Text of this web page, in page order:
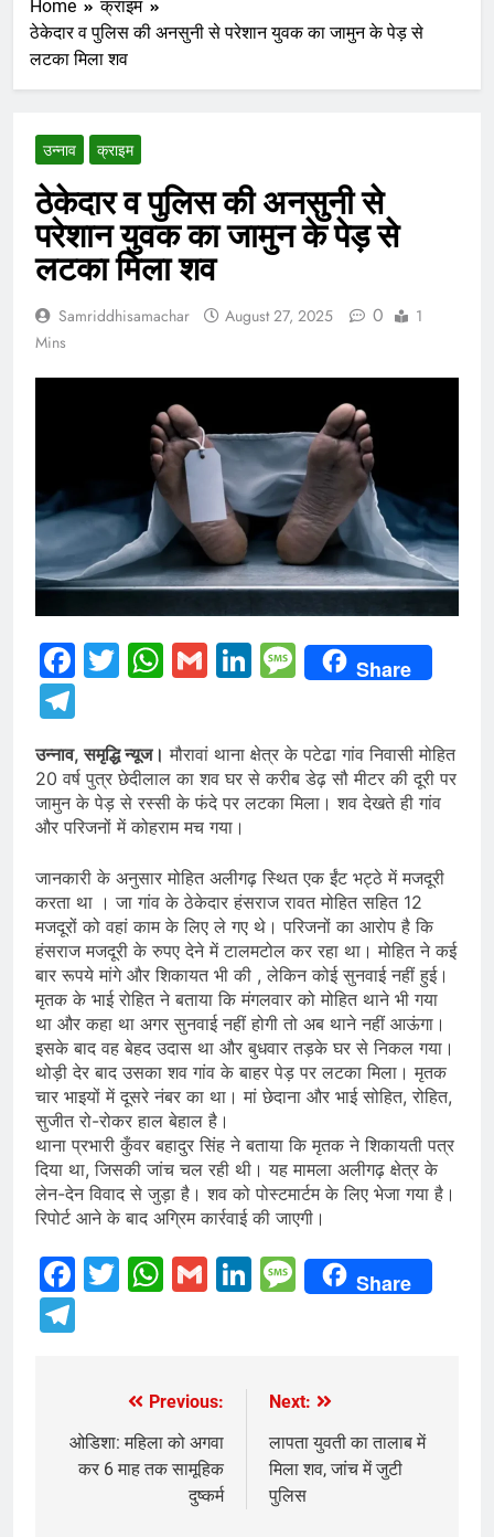
Home
क्राइम
ठेकेदार व पुलिस की अनसुनी से परेशान युवक का जामुन के पेड़ से
लटका मिला शव
उन्नाव क्राइम
ठेकेदार व पुलिस की अनसुनी से
परेशान युवक का जामुन के पेड़ से
लटका मिला शव
Samriddhisamachar August 27, 2025 0
1
Mins
Facebook
Twitter
WhatsApp
GmailLinkedIn
Message
Share
उन्नाव, समृद्धि न्यूज। मौरावां थाना क्षेत्र के पटेढा गांव निवासी मोहित
20 वर्ष पुत्र छेदीलाल का शव घर से करीब डेढ़ सौ मीटर की दूरी पर
जामुन के पेड़ से रस्सी के फंदे पर लटका मिला। शव देखते ही गांव
और परिजनों में कोहराम मच गया।
जानकारी के अनुसार मोहित अलीगढ़ स्थित एक ईंट भट्ठे में मजदूरी
करता था । जा गांव के ठेकेदार हंसराज रावत मोहित सहित 12
मजदूरों को वहां काम के लिए ले गए थे। परिजनों का आरोप है कि
हंसराज मजदूरी के रुपए देने में टालमटोल कर रहा था। मोहित ने कई
बार रूपये मांगे और शिकायत भी की , लेकिन कोई सुनवाई नहीं हुई।
मृतक के भाई रोहित ने बताया कि मंगलवार को मोहित थाने भी गया
था और कहा था अगर सुनवाई नहीं होगी तो अब थाने नहीं आऊंगा।
इसके बाद वह बेहद उदास था और बुधवार तड़के घर से निकल गया।
थोड़ी देर बाद उसका शव गांव के बाहर पेड़ पर लटका मिला। मृतक
चार भाइयों में दूसरे नंबर का था। मां छेदाना और भाई सोहित, रोहित,
सुजीत रो-रोकर हाल बेहाल है।
थाना प्रभारी कुँवर बहादुर सिंह ने बताया कि मृतक ने शिकायती पत्र
दिया था, जिसकी जांच चल रही थी। यह मामला अलीगढ़ क्षेत्र के
लेन-देन विवाद से जुड़ा है। शव को पोस्टमार्टम के लिए भेजा गया है।
रिपोर्ट आने के बाद अग्रिम कार्रवाई की जाएगी।
Facebook
Twitter
WhatsApp
GmailLinkedIn
Message
Share
navigation
Previous:
ओडिशा: महिला को अगवा
कर 6 माह तक सामूहिक
दुष्कर्म
Next:
लापता युवती का तालाब में
मिला शव, जांच में जुटी
पुलिस